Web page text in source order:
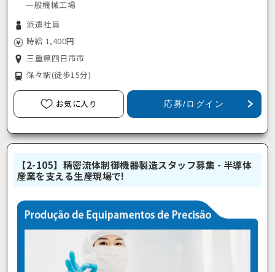
一般機械工場
派遣社員
時給 1,400円
三重県四日市市
保々駅(徒歩15分)
お気に入り 応募/ログイン
【2-105】精密流体制御機器製造スタッフ募集 - 半導体
産業を支える生産現場で!